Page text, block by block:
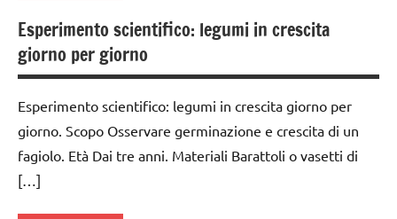
ARGOMENTI
PER ETA'
TUTTI GLI
ARTICOLI
EDUCAZIONE
COSMICA
ESPERIMENTI
E ATTIVITA'
ESPERIMENTI
SCIENTIFICI
GUIDA
classe
4a
5a
medie
Esperimento scientifico: legumi in crescita
giorno per giorno
Esperimento scientifico: legumi in crescita giorno per
giorno. Scopo Osservare germinazione e crescita di un
fagiolo. Età Dai tre anni. Materiali Barattoli o vasetti di
[…]